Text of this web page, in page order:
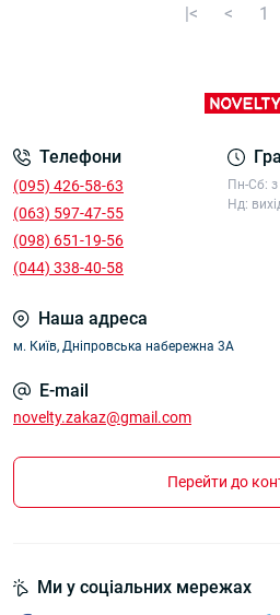
|< < 1
Телефони
‎‎(095) 426-58-63
(063) 597-47-55
(098) 651-19-56
(044) 338-40-58
Пн-Сб:
Нд:
Наша адреса
м. Київ, Дніпровська набережна 3А
E-mail
novelty.zakaz@gmail.com
Перейти до
Ми у соціальних мережах